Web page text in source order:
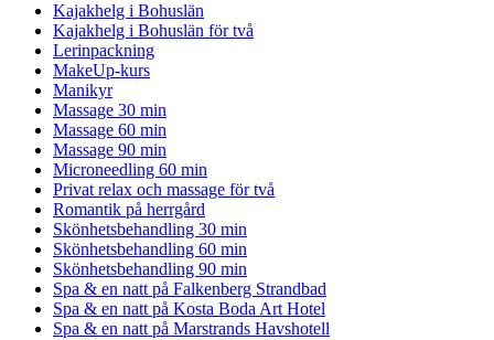
Kajakhelg i Bohuslän
Kajakhelg i Bohuslän för två
Lerinpackning
MakeUp-kurs
Manikyr
Massage 30 min
Massage 60 min
Massage 90 min
Microneedling 60 min
Privat relax och massage för två
Romantik på herrgård
Skönhetsbehandling 30 min
Skönhetsbehandling 60 min
Skönhetsbehandling 90 min
Spa & en natt på Falkenberg Strandbad
Spa & en natt på Kosta Boda Art Hotel
Spa & en natt på Marstrands Havshotell